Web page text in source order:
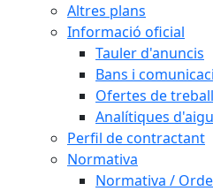
Altres plans
Informació oficial
Tauler d'anuncis
Bans i
Ofertes de treball
Analítiques
Perfil de contractant
Normativa
Normativa /